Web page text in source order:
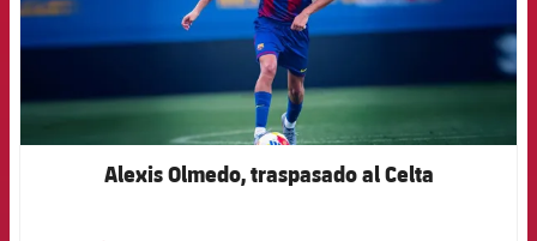
Alexis Olmedo, traspasado al Celta